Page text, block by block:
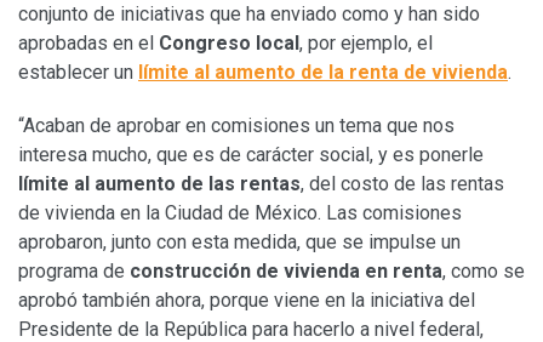
conjunto de iniciativas que ha enviado como y han sido
aprobadas en el Congreso local, por ejemplo, el
establecer un límite al aumento de la renta de vivienda.
“Acaban de aprobar en comisiones un tema que nos
interesa mucho, que es de carácter social, y es ponerle
límite al aumento de las rentas, del costo de las rentas
de vivienda en la Ciudad de México. Las comisiones
aprobaron, junto con esta medida, que se impulse un
programa de construcción de vivienda en renta, como se
aprobó también ahora, porque viene en la iniciativa del
Presidente de la República para hacerlo a nivel federal,